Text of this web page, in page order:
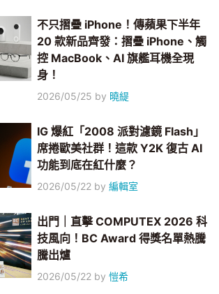
不只摺疊 iPhone！傳蘋果下半年
20 款新品齊發：摺疊 iPhone、觸
控 MacBook、AI 旗艦耳機全現
身！
2026/05/25 by 曉緹
IG 爆紅「2008 派對濾鏡 Flash」
席捲歐美社群！這款 Y2K 復古 AI
功能到底在紅什麼？
2026/05/22 by編輯室
出門｜直擊 COMPUTEX 2026 科
技風向！BC Award 得獎名單熱騰
騰出爐
2026/05/22 by愷希